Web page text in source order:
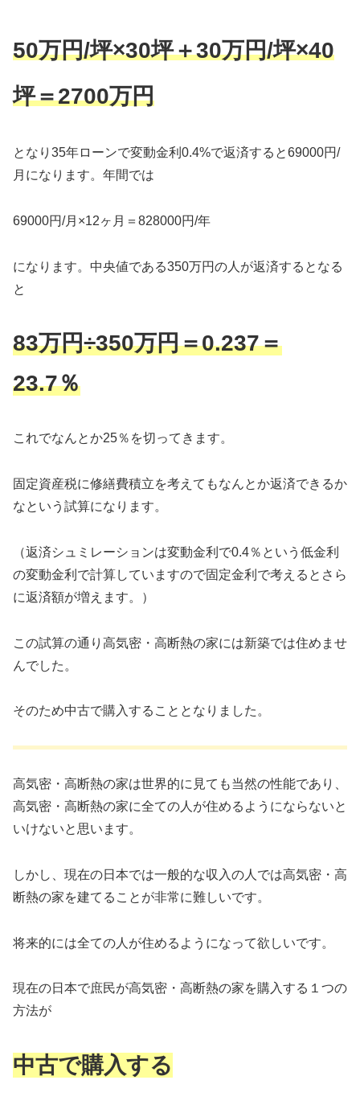
50万円/坪×30坪＋30万円/坪×40
坪＝2700万円
となり35年ローンで変動金利0.4%で返済すると69000円/
月になります。年間では
69000円/月×12ヶ月＝828000円/年
になります。中央値である350万円の人が返済するとなる
と
83万円÷350万円＝0.237＝
23.7％
これでなんとか25％を切ってきます。
固定資産税に修繕費積立を考えてもなんとか返済できるか
なという試算になります。
（返済シュミレーションは変動金利で0.4％という低金利
の変動金利で計算していますので固定金利で考えるとさら
に返済額が増えます。）
この試算の通り高気密・高断熱の家には新築では住めませ
んでした。
そのため中古で購入することとなりました。
高気密・高断熱の家は世界的に見ても当然の性能であり、
高気密・高断熱の家に全ての人が住めるようにならないと
いけないと思います。
しかし、現在の日本では一般的な収入の人では高気密・高
断熱の家を建てることが非常に難しいです。
将来的には全ての人が住めるようになって欲しいです。
現在の日本で庶民が高気密・高断熱の家を購入する１つの
方法が
中古で購入する